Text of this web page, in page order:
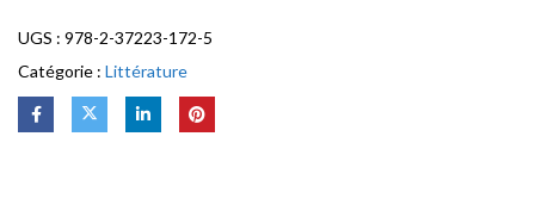
UGS : 978-2-37223-172-5
Catégorie : Littérature